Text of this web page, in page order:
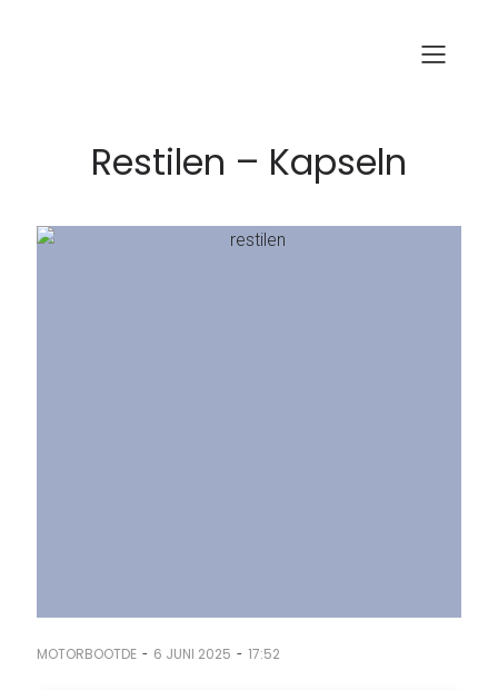
Restilen – Kapseln
MOTORBOOTDE - 6 JUNI 2025 - 17:52